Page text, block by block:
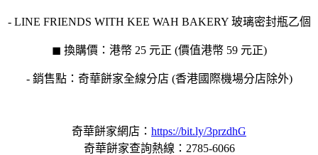
- LINE FRIENDS WITH KEE WAH BAKERY 玻璃密封瓶乙個
◼ 換購價：港幣 25 元正 (價值港幣 59 元正)
- 銷售點：奇華餅家全線分店 (香港國際機場分店除外)
奇華餅家網店： https://bit.ly/3przdhG
奇華餅家查詢熱線：2785-6066